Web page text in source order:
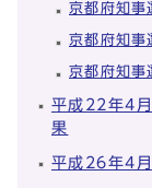
京都府知事
京都府知事
京都府知事
平成22年4
果
平成26年4